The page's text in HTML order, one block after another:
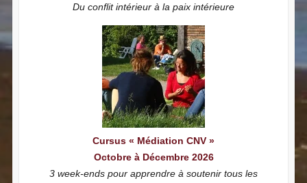
Du conflit intérieur à la paix intérieure
Cursus « Médiation CNV »
Octobre à Décembre 2026
3 week-ends pour apprendre à soutenir tous les